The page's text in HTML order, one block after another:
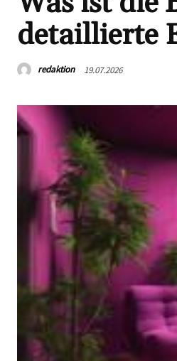
detaillierte
redaktion 19.07.2026